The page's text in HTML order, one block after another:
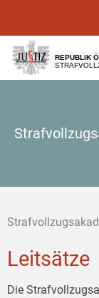
[1]
[2]
[3]
REPUBLIK
Leitsätze
Die